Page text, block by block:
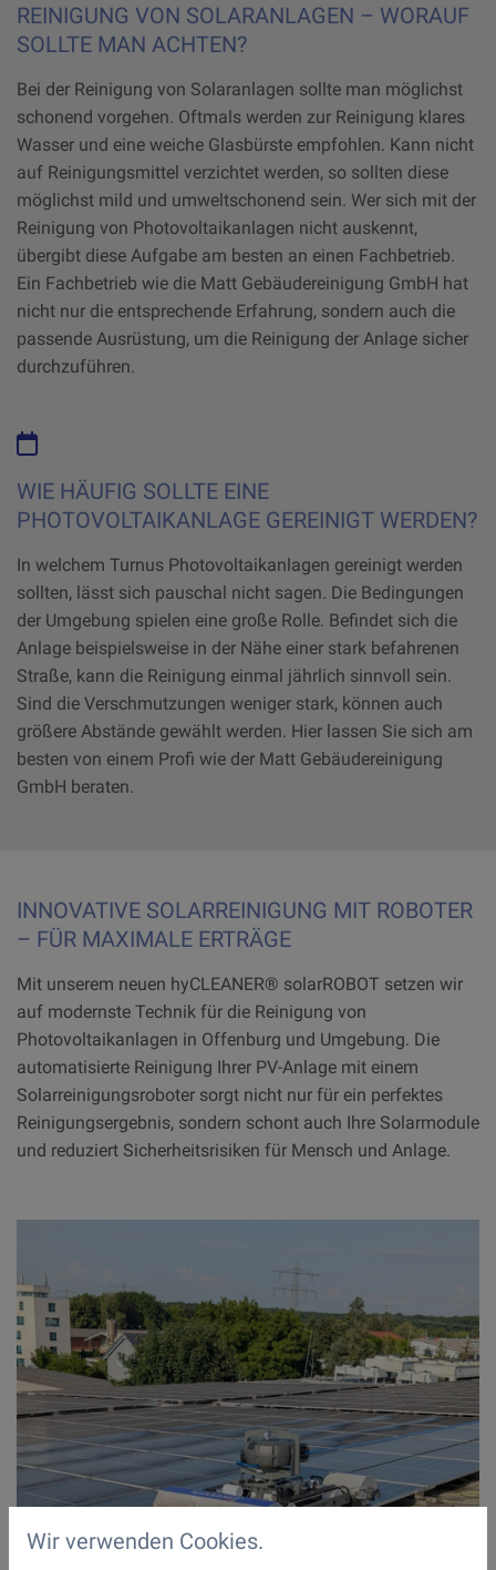
REINIGUNG VON SOLARANLAGEN – WORAUF
SOLLTE MAN ACHTEN?
Bei der Reinigung von Solaranlagen sollte man möglichst
schonend vorgehen. Oftmals werden zur Reinigung klares
Wasser und eine weiche Glasbürste empfohlen. Kann nicht
auf Reinigungsmittel verzichtet werden, so sollten diese
möglichst mild und umweltschonend sein. Wer sich mit der
Reinigung von Photovoltaikanlagen nicht auskennt,
übergibt diese Aufgabe am besten an einen Fachbetrieb.
Ein Fachbetrieb wie die Matt Gebäudereinigung GmbH hat
nicht nur die entsprechende Erfahrung, sondern auch die
passende Ausrüstung, um die Reinigung der Anlage sicher
durchzuführen.
WIE HÄUFIG SOLLTE EINE
PHOTOVOLTAIKANLAGE GEREINIGT WERDEN?
In welchem Turnus Photovoltaikanlagen gereinigt werden
sollten, lässt sich pauschal nicht sagen. Die Bedingungen
der Umgebung spielen eine große Rolle. Befindet sich die
Anlage beispielsweise in der Nähe einer stark befahrenen
Straße, kann die Reinigung einmal jährlich sinnvoll sein.
Sind die Verschmutzungen weniger stark, können auch
größere Abstände gewählt werden. Hier lassen Sie sich am
besten von einem Profi wie der Matt Gebäudereinigung
GmbH beraten.
INNOVATIVE SOLARREINIGUNG MIT ROBOTER
– FÜR MAXIMALE ERTRÄGE
Mit unserem neuen hyCLEANER® solarROBOT setzen wir
auf modernste Technik für die Reinigung von
Photovoltaikanlagen in Offenburg und Umgebung. Die
automatisierte Reinigung Ihrer PV-Anlage mit einem
Solarreinigungsroboter sorgt nicht nur für ein perfektes
Reinigungsergebnis, sondern schont auch Ihre Solarmodule
und reduziert Sicherheitsrisiken für Mensch und Anlage.
Wir verwenden Cookies.